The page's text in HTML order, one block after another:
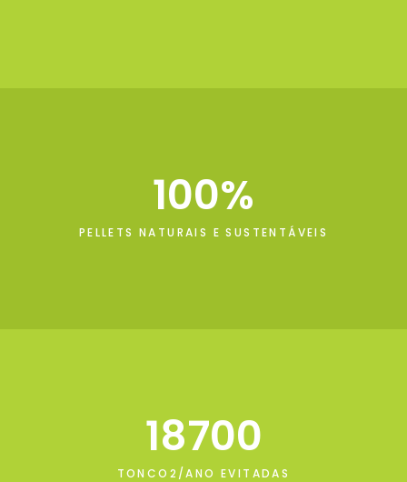
100
PELLETS NATURAIS E SUSTENTÁVEIS
18700
TONCO2/ANO EVITADAS